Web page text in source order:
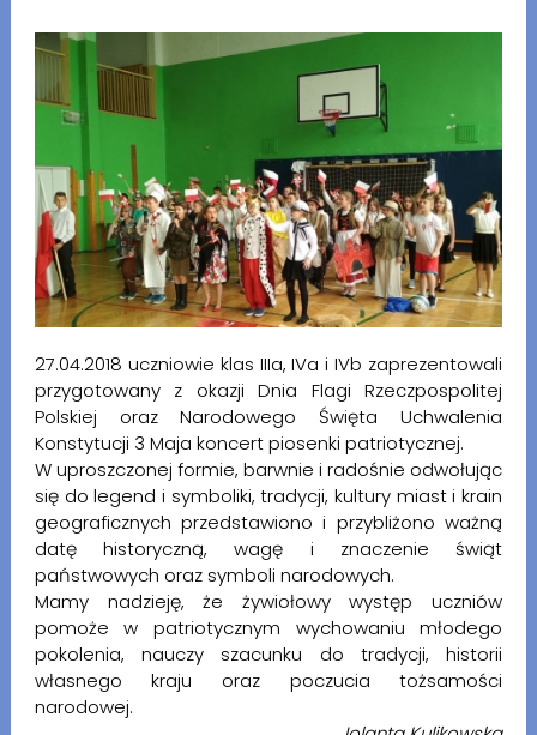
27.04.2018 uczniowie klas IIIa, IVa i IVb zaprezentowali
przygotowany z okazji Dnia Flagi Rzeczpospolitej
Polskiej oraz Narodowego Święta Uchwalenia
Konstytucji 3 Maja koncert piosenki patriotycznej.
W uproszczonej formie, barwnie i radośnie odwołując
się do legend i symboliki, tradycji, kultury miast i krain
geograficznych przedstawiono i przybliżono ważną
datę historyczną, wagę i znaczenie świąt
państwowych oraz symboli narodowych.
Mamy nadzieję, że żywiołowy występ uczniów
pomoże w patriotycznym wychowaniu młodego
pokolenia, nauczy szacunku do tradycji, historii
własnego kraju oraz poczucia tożsamości
narodowej.